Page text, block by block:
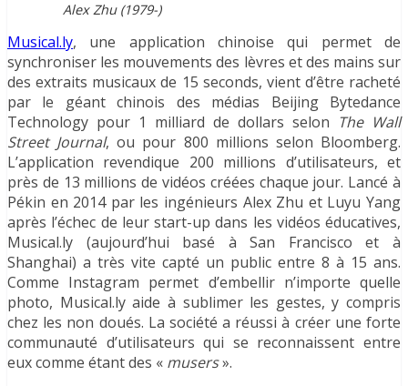
Alex Zhu (1979-)
Musical.ly, une application chinoise qui permet de
synchroniser les mouvements des lèvres et des mains sur
des extraits musicaux de 15 seconds, vient d’être racheté
par le géant chinois des médias Beijing Bytedance
Technology pour 1 milliard de dollars selon The Wall
Street Journal, ou pour 800 millions selon Bloomberg.
L’application revendique 200 millions d’utilisateurs, et
près de 13 millions de vidéos créées chaque jour. Lancé à
Pékin en 2014 par les ingénieurs Alex Zhu et Luyu Yang
après l’échec de leur start-up dans les vidéos éducatives,
Musical.ly (aujourd’hui basé à San Francisco et à
Shanghai) a très vite capté un public entre 8 à 15 ans.
Comme Instagram permet d’embellir n’importe quelle
photo, Musical.ly aide à sublimer les gestes, y compris
chez les non doués. La société a réussi à créer une forte
communauté d’utilisateurs qui se reconnaissent entre
eux comme étant des « musers».